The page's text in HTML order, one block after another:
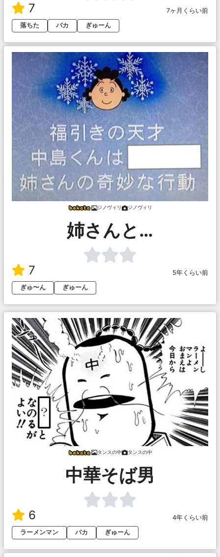
7
7ヶ月くらい前
落ちた
バカ ぎゅーん
ジノヴィリ ジノヴィリ
姉さんと…
7
5年くらい前
ぎゅ〜ん
ぎゅーん
タンスの中 タンスの中
中華そば男
6
4年くらい前
ラーメンマン
バカ ぎゅーん